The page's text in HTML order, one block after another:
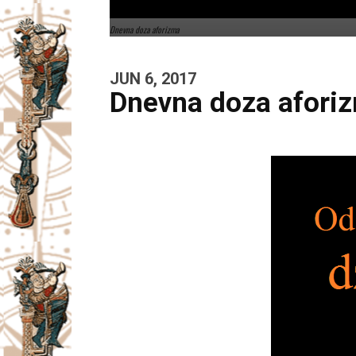
Dnevna doza aforizma
JUN 6, 2017
Dnevna doza